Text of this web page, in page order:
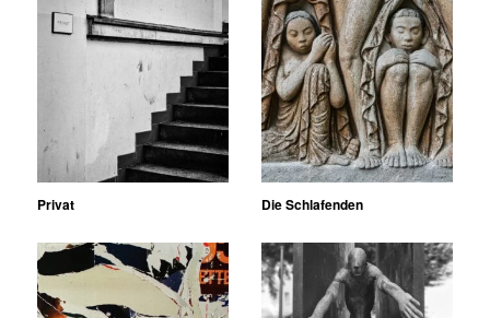
Privat Die Schlafenden